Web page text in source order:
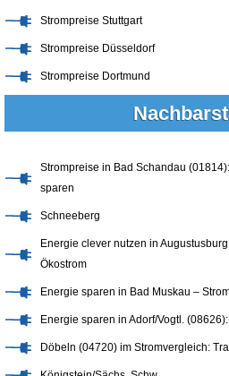
Strompreise Stuttgart
Strompreise Düsseldorf
Strompreise Dortmund
Strompreise in Bad Schandau
sparen
Schneeberg
Energie clever nutzen in Augustusburg
Ökostrom
Energie sparen in Bad Muskau –
Energie sparen in Adorf/Vogtl.
Döbeln (04720) im Stromvergleich: